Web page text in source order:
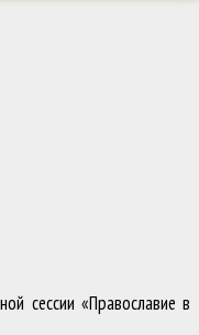
сессии «Православие в